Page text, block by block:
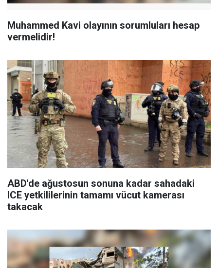
Muhammed Kavi olayının sorumluları hesap
vermelidir!
ABD'de ağustosun sonuna kadar sahadaki
ICE yetkililerinin tamamı vücut kamerası
takacak